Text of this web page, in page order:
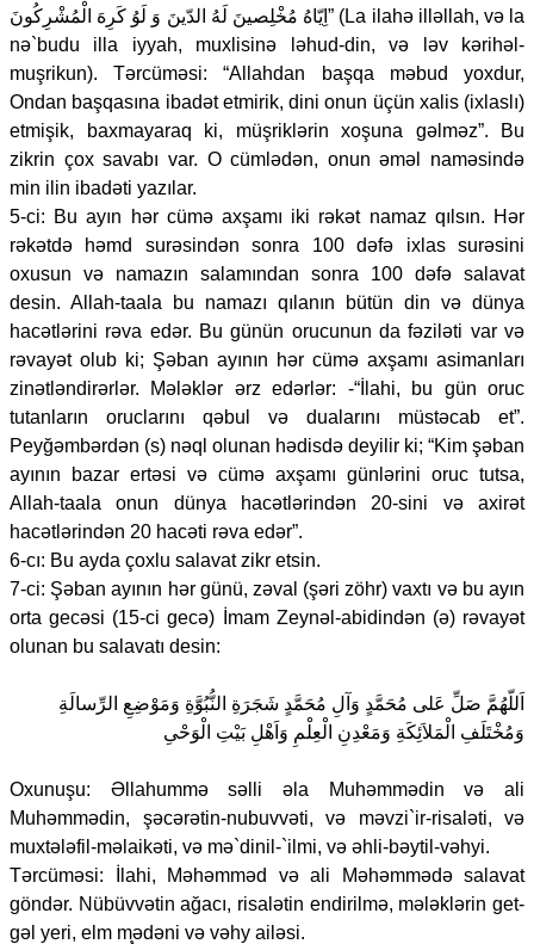
اِيّاهُ مُخْلِصينَ لَهُ الدّينَ وَ لَوُ كَرِهَ الْمُشْرِكُونَ” (La ilahə illəllah, və la
nə`budu illa iyyah, muxlisinə ləhud-din, və ləv kərihəl-
muşrikun). Tərcüməsi: “Allahdan başqa məbud yoxdur,
Ondan başqasına ibadət etmirik, dini onun üçün xalis (ixlaslı)
etmişik, baxmayaraq ki, müşriklərin xoşuna gəlməz”. Bu
zikrin çox savabı var. O cümlədən, onun əməl naməsində
min ilin ibadəti yazılar.
5-ci: Bu ayın hər cümə axşamı iki rəkət namaz qılsın. Hər
rəkətdə həmd surəsindən sonra 100 dəfə ixlas surəsini
oxusun və namazın salamından sonra 100 dəfə salavat
desin. Allah-taala bu namazı qılanın bütün din və dünya
hacətlərini rəva edər. Bu günün orucunun da fəziləti var və
rəvayət olub ki; Şəban ayının hər cümə axşamı asimanları
zinətləndirərlər. Mələklər ərz edərlər: -“İlahi, bu gün oruc
tutanların oruclarını qəbul və dualarını müstəcab et”.
Peyğəmbərdən (s) nəql olunan hədisdə deyilir ki; “Kim şəban
ayının bazar ertəsi və cümə axşamı günlərini oruc tutsa,
Allah-taala onun dünya hacətlərindən 20-sini və axirət
hacətlərindən 20 hacəti rəva edər”.
6-cı: Bu ayda çoxlu salavat zikr etsin.
7-ci: Şəban ayının hər günü, zəval (şəri zöhr) vaxtı və bu ayın
orta gecəsi (15-ci gecə) İmam Zeynəl-abidindən (ə) rəvayət
olunan bu salavatı desin:
اَللّهُمَّ صَلِّ عَلى مُحَمَّدٍ وَآلِ مُحَمَّدٍ شَجَرَةِ النُّبُوَّةِ وَمَوْضِعِ الرِّسالَةِ
وَمُخْتَلَفِ الْمَلاَئِكَةِ وَمَعْدِنِ الْعِلْمِ وَاَهْلِ بَيْتِ الْوَحْىِ
Oxunuşu: Əllahummə səlli əla Muhəmmədin və ali
Muhəmmədin, şəcərətin-nubuvvəti, və məvzi`ir-risaləti, və
muxtələfil-məlaikəti, və mə`dinil-`ilmi, və əhli-bəytil-vəhyi.
Tərcüməsi: İlahi, Məhəmməd və ali Məhəmmədə salavat
göndər. Nübüvvətin ağacı, risalətin endirilmə, mələklərin get-
gəl yeri, elm mədəni və vəhy ailəsi.